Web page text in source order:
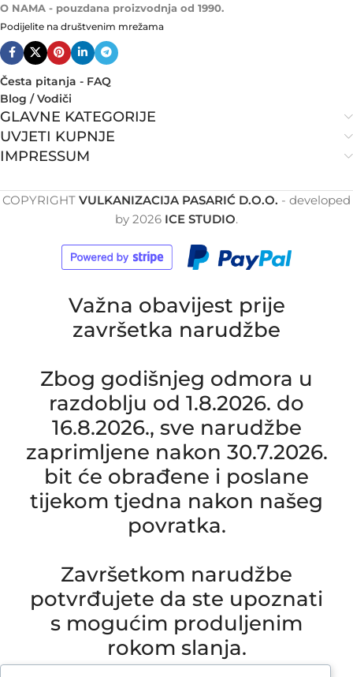
O NAMA - pouzdana proizvodnja od 1990.
Podijelite na društvenim mrežama
Česta pitanja - FAQ
Blog / Vodiči
GLAVNE KATEGORIJE
UVJETI KUPNJE
IMPRESSUM
COPYRIGHT VULKANIZACIJA PASARIĆ D.O.O. - developed
by 2026 ICE STUDIO.
Važna obavijest prije
završetka narudžbe
Zbog godišnjeg odmora u
razdoblju od 1.8.2026. do
16.8.2026., sve narudžbe
zaprimljene nakon 30.7.2026.
bit će obrađene i poslane
tijekom tjedna nakon našeg
povratka.
Završetkom narudžbe
potvrđujete da ste upoznati
s mogućim produljenim
rokom slanja.